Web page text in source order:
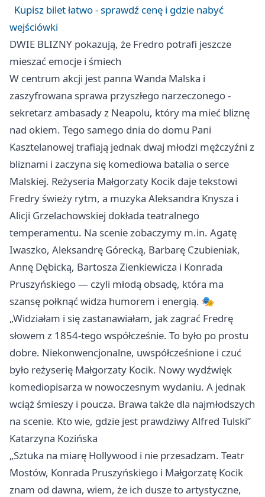
Kupisz bilet łatwo - sprawdź cenę i gdzie nabyć
wejściówki
DWIE BLIZNY pokazują, że Fredro potrafi jeszcze
mieszać emocje i śmiech
W centrum akcji jest panna Wanda Malska i
zaszyfrowana sprawa przyszłego narzeczonego -
sekretarz ambasady z Neapolu, który ma mieć bliznę
nad okiem. Tego samego dnia do domu Pani
Kasztelanowej trafiają jednak dwaj młodzi mężczyźni z
bliznami i zaczyna się komediowa batalia o serce
Malskiej. Reżyseria Małgorzaty Kocik daje tekstowi
Fredry świeży rytm, a muzyka Aleksandra Knysza i
Alicji Grzelachowskiej dokłada teatralnego
temperamentu. Na scenie zobaczymy m.in. Agatę
Iwaszko, Aleksandrę Górecką, Barbarę Czubieniak,
Annę Dębicką, Bartosza Zienkiewicza i Konrada
Pruszyńskiego — czyli młodą obsadę, która ma
szansę połknąć widza humorem i energią. 🎭
„Widziałam i się zastanawiałam, jak zagrać Fredrę
słowem z 1854-tego współcześnie. To było po prostu
dobre. Niekonwencjonalne, uwspółcześnione i czuć
było reżyserię Małgorzaty Kocik. Nowy wydźwięk
komediopisarza w nowoczesnym wydaniu. A jednak
wciąż śmieszy i poucza. Brawa także dla najmłodszych
na scenie. Kto wie, gdzie jest prawdziwy Alfred Tulski”
Katarzyna Kozińska
„Sztuka na miarę Hollywood i nie przesadzam. Teatr
Mostów, Konrada Pruszyńskiego i Małgorzatę Kocik
znam od dawna, wiem, że ich dusze to artystyczne,